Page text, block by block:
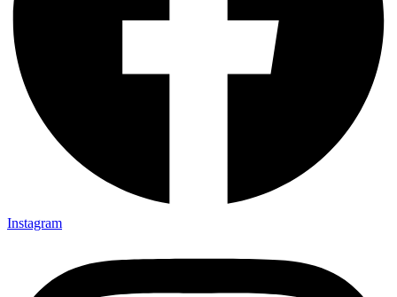
Instagram